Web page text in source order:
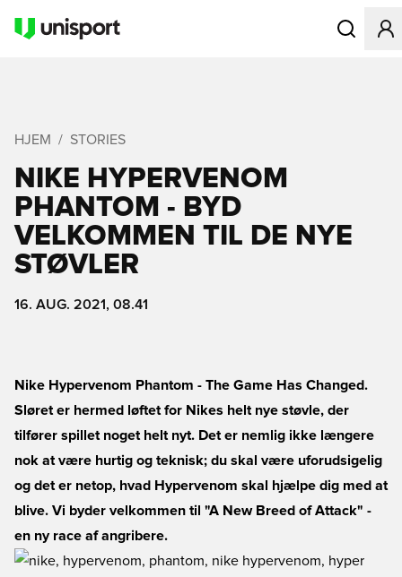
Åbner en
HJEM STORIES
NIKE HYPERVENOM
PHANTOM - BYD
VELKOMMEN TIL DE NYE
STØVLER
16. AUG. 2021, 08.41
Nike Hypervenom Phantom - The Game Has Changed.
Sløret er hermed løftet for Nikes helt nye støvle, der
tilfører spillet noget helt nyt. Det er nemlig ikke længere
nok at være hurtig og teknisk; du skal være uforudsigelig
og det er netop, hvad Hypervenom skal hjælpe dig med at
blive. Vi byder velkommen til "A New Breed of Attack" -
en ny race af angribere.